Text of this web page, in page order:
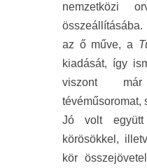
nemzetközi
az ő műve, a
kiadását, így
viszont
tévéműsoromat,
Jó volt
körösökkel,
kör